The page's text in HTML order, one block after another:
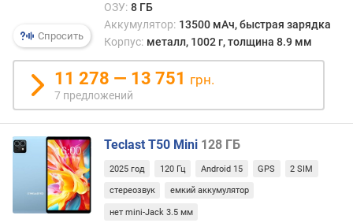
р
о
е
н
н
а
я
т
Спросить
ОЗУ: 8 ГБ
Аккумулятор: 13500 мАч, быстрая зарядка
Корпус: металл, 1002 г, толщина 8.9 мм
11 278 — 13 751 грн.
7 предложений
Teclast T50 Mini 128 ГБ
2025 год 120 Гц Android 15 GPS 2 SIM
стереозвук емкий аккумулятор
нет mini-Jack 3.5 мм